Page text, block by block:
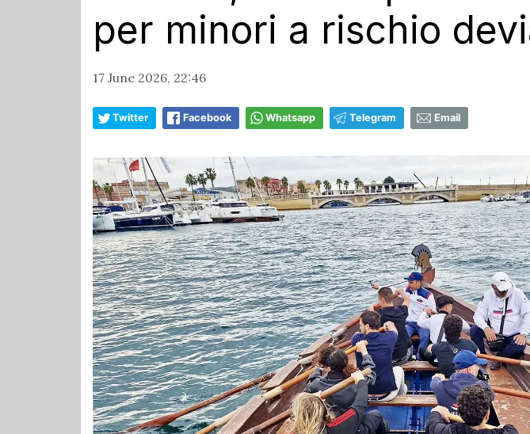
per minori a rischio
17 June 2026, 22:46
Twitter Facebook Whatsapp Telegram Email